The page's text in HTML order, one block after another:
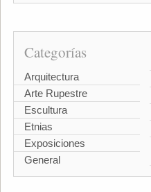
Categorías
Arquitectura
Arte Rupestre
Escultura
Etnias
Exposiciones
General